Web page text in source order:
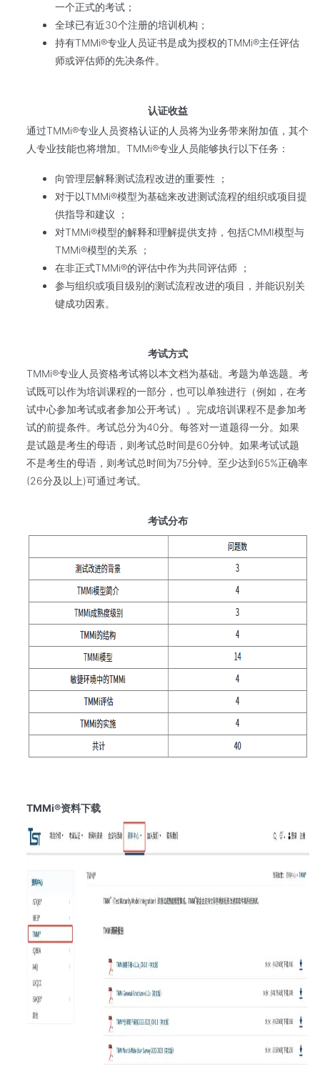
一个正式的考试；
全球已有近30个注册的培训机构；
持有TMMi®专业人员证书是成为授权的TMMi®主任评估
师或评估师的先决条件。
认证收益
通过TMMi®专业人员资格认证的人员将为业务带来附加值，其个
人专业技能也将增加。TMMi®专业人员能够执行以下任务：
向管理层解释测试流程改进的重要性 ；
对于以TMMi®模型为基础来改进测试流程的组织或项目提
供指导和建议 ；
对TMMi®模型的解释和理解提供支持，包括CMMI模型与
TMMi®模型的关系 ；
在非正式TMMi®的评估中作为共同评估师 ；
参与组织或项目级别的测试流程改进的项目，并能识别关
键成功因素。
考试方式
TMMi®专业人员资格考试将以本文档为基础。考题为单选题。考
试既可以作为培训课程的一部分，也可以单独进行（例如，在考
试中心参加考试或者参加公开考试）。完成培训课程不是参加考
试的前提条件。考试总分为40分。每答对一道题得一分。如果
是试题是考生的母语，则考试总时间是60分钟。如果考试试题
不是考生的母语，则考试总时间为75分钟。至少达到65%正确率
(26分及以上)可通过考试。
考试分布
TMMi®资料下载